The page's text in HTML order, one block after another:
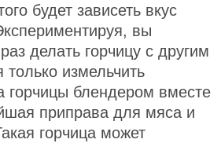
будет зависеть вкус
вы
делать горчицу с другим
только измельчить
горчицы блендером вместе
приправа для мяса и
горчица может